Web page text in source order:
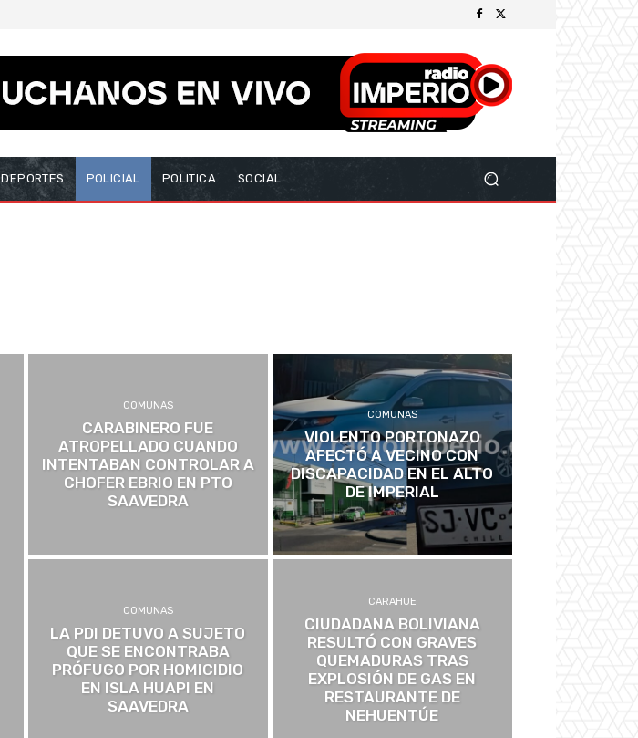
DEPORTES POLICIAL POLITICA SOCIAL
COMUNAS
CARABINERO FUE
ATROPELLADO CUANDO
INTENTABAN CONTROLAR A
CHOFER EBRIO EN PTO
SAAVEDRA
COMUNAS
VIOLENTO PORTONAZO
AFECTÓ A VECINO CON
DISCAPACIDAD EN EL ALTO
DE IMPERIAL
COMUNAS
LA PDI DETUVO A SUJETO
QUE SE ENCONTRABA
PRÓFUGO POR HOMICIDIO
EN ISLA HUAPI EN
SAAVEDRA
CARAHUE
CIUDADANA BOLIVIANA
RESULTÓ CON GRAVES
QUEMADURAS TRAS
EXPLOSIÓN DE GAS EN
RESTAURANTE DE
NEHUENTÚE